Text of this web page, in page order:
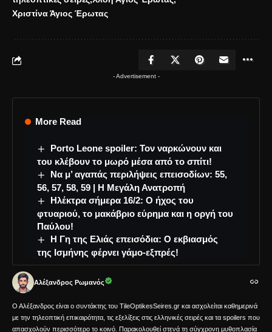
Χριστίνα Άγιος Έρωτας
- Advertisement -
More Read
Porto Leone spoiler: Τον ναρκώνουν και
του κλέβουν το μωρό μέσα από το σπίτι!
Να μ’ αγαπάς περιλήψεις επεισοδίων: 55,
56, 57, 58, 59 | Η Μεγάλη Ανατροπή
Ηλέκτρα σήμερα 16/2: Ο ήχος του
φτυαριού, το μακάβριο εύρημα και η οργή του
Παύλου!
Η Γη της Ελιάς επεισόδια: Ο εκβιασμός
της Ισμήνης φέρνει γάμο-εξπρές!
Αλέξανδρος Ρωμανός
Ο Αλέξανδρος είναι ο συντάκτης του TileOptikesSeires.gr και ασχολείται καθημερινά
με την τηλεοπτική επικαιρότητα, τις εξελίξεις στις ελληνικές σειρές και τα spoilers που
απασχολούν περισσότερο το κοινό. Παρακολουθεί στενά τη σύγχρονη μυθοπλασία